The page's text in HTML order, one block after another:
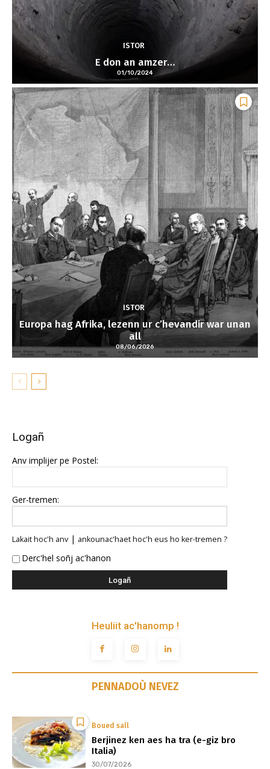
ISTOR
E don an amzer…
01/10/2024
ISTOR
Europa hag Afrika, lezenn ur c’hevandir war unan
all
08/06/2026
Logañ
Anv implijer pe Postel:
Ger-tremen:
Lakait hoc'h anv| ankounac'haet hoc'h eus ho ker-tremen ?
Derc'hel soñj ac'hanon
Heuliit ac'hanomp !
PENNADOÙ NEVEZ
Boued sall
Berjinez ken aes ha tra (e-giz bro
Italia)
30/07/2026